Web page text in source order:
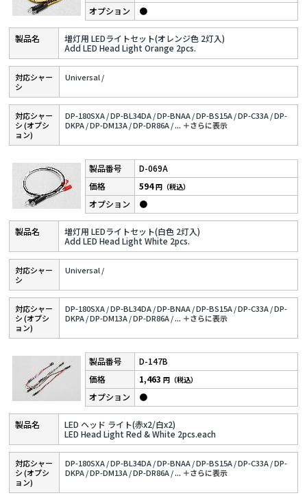
増灯用 LEDライトセット(オレンジ色 2灯入)
Add LED Head Light Orange 2pcs.
●
対応シャー
シ
Universal /
対応シャー
シ (オプシ
ョン)
DP-180SXA /DP-BL34DA /DP-BNAA /DP-BS15A /DP-C33A /DP-
DKPA /DP-DM13A /DP-DR86A /... ＋さらに表⽰
D-069A
増灯用 LEDライトセット(白色 2灯入)
Add LED Head Light White 2pcs.
594円（税込）
●
対応シャー
シ
Universal /
対応シャー
シ (オプシ
ョン)
DP-180SXA /DP-BL34DA /DP-BNAA /DP-BS15A /DP-C33A /DP-
DKPA /DP-DM13A /DP-DR86A /... ＋さらに表⽰
D-147B
LED ヘッド ライト(赤x2/白x2)
LED Head Light Red & White 2pcs.each
1,463円（税込）
●
対応シャー
シ (オプシ
ョン)
DP-180SXA /DP-BL34DA /DP-BNAA /DP-BS15A /DP-C33A /DP-
DKPA /DP-DM13A /DP-DR86A /... ＋さらに表⽰